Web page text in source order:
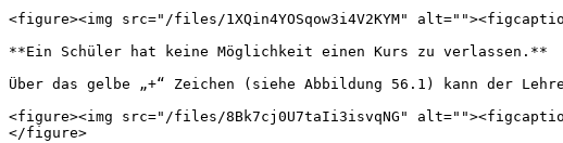
<figure><img src="/files/1XQin4YOSqow3i4V2KYM"
**Ein Schüler hat keine Möglichkeit einen Kurs zu verlassen.**
Über das gelbe „+“ Zeichen (siehe Abbildung 56.1) kann der
<figure><img src="/files/8Bk7cj0U7taIi3isvqNG"
</figure>